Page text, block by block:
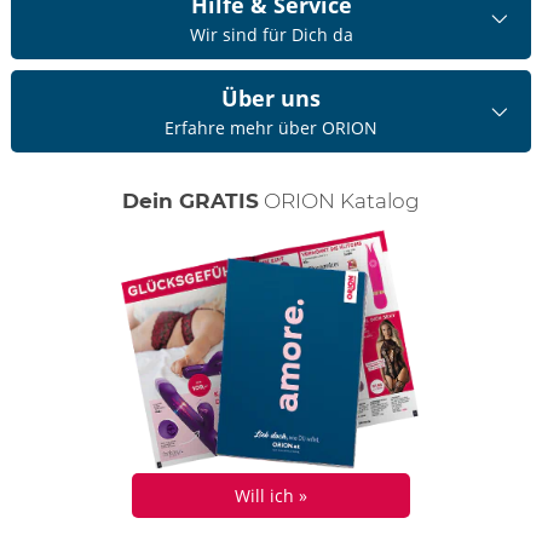
Wir sind für Dich da
Über uns
Erfahre mehr über ORION
Dein GRATIS ORION Katalog
Will ich »